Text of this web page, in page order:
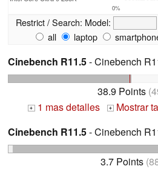
0%
Restrict / Search: Model:
all
laptop
Cinebench R11.5- Cinebench
38.9 Points
+ 1 mas detalles +
Mostrar
Cinebench R11.5- Cinebench
3.7 Points